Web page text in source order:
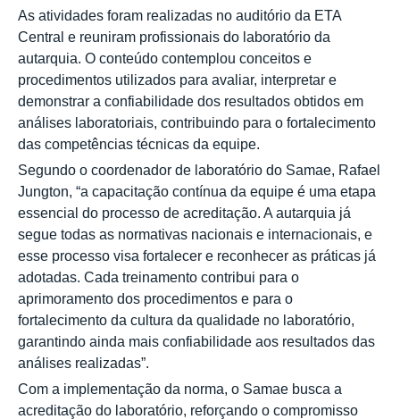
As atividades foram realizadas no auditório da ETA
Central e reuniram profissionais do laboratório da
autarquia. O conteúdo contemplou conceitos e
procedimentos utilizados para avaliar, interpretar e
demonstrar a confiabilidade dos resultados obtidos em
análises laboratoriais, contribuindo para o fortalecimento
das competências técnicas da equipe.
Segundo o coordenador de laboratório do Samae, Rafael
Jungton, “a capacitação contínua da equipe é uma etapa
essencial do processo de acreditação. A autarquia já
segue todas as normativas nacionais e internacionais, e
esse processo visa fortalecer e reconhecer as práticas já
adotadas. Cada treinamento contribui para o
aprimoramento dos procedimentos e para o
fortalecimento da cultura da qualidade no laboratório,
garantindo ainda mais confiabilidade aos resultados das
análises realizadas”.
Com a implementação da norma, o Samae busca a
acreditação do laboratório, reforçando o compromisso